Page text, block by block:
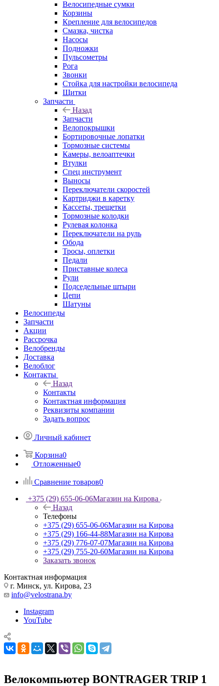
Велосипедные сумки
Корзины
Крепление для велосипедов
Смазка, чистка
Насосы
Подножки
Пульсометры
Рога
Звонки
Стойка для настройки велосипеда
Щитки
Запчасти
Назад
Запчасти
Велопокрышки
Бортировочные лопатки
Тормозные системы
Камеры, велоаптечки
Втулки
Спец инструмент
Выносы
Переключатели скоростей
Картриджи в каретку
Кассеты, трещетки
Тормозные колодки
Рулевая колонка
Переключатели на руль
Обода
Тросы, оплетки
Педали
Приставные колеса
Рули
Подседельные штыри
Цепи
Шатуны
Велосипеды
Запчасти
Акции
Рассрочка
Велобренды
Доставка
Велоблог
Контакты
Назад
Контакты
Контактная информация
Реквизиты компании
Задать вопрос
Личный кабинет
Корзина0
Отложенные0
Сравнение товаров0
+375 (29) 655-06-06Магазин на Кирова
Назад
Телефоны
+375 (29) 655-06-06Магазин на Кирова
+375 (29) 166-44-88Магазин на Кирова
+375 (29) 776-07-07Магазин на Кирова
+375 (29) 755-20-60Магазин на Кирова
Заказать звонок
Контактная информация
г. Минск, ул. Кирова, 23
info@velostrana.by
Instagram
YouTube
Велокомпьютер BONTRAGER TRIP 1